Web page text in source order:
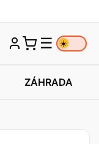
☰ ☀️
ZÁHRADA